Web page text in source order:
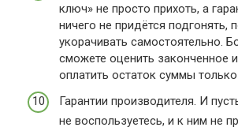
ключ» не просто прихоть, а
ничего не придётся подгонять,
укорачивать самостоятельно.
сможете оценить законченное
оплатить остаток суммы только
Гарантии производителя. И
не воспользуетесь, и к ним не